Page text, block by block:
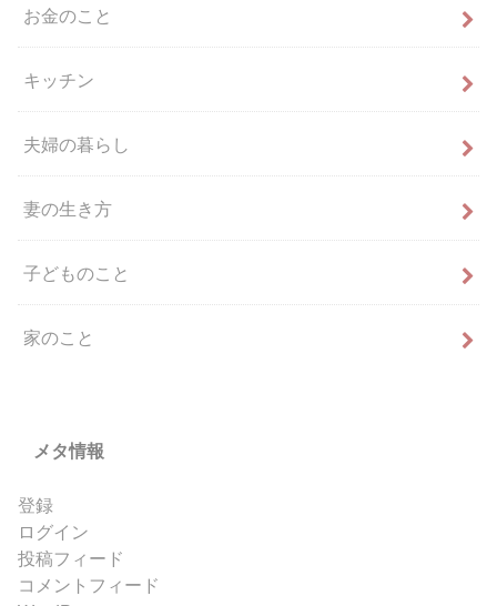
お金のこと
キッチン
夫婦の暮らし
妻の生き方
子どものこと
家のこと
メタ情報
登録
ログイン
投稿フィード
コメントフィード